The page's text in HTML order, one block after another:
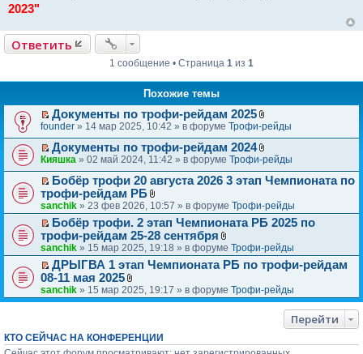
2023"
Ответить
1 сообщение • Страница 1 из 1
Похожие темы
П
р
е
й
и
к
п
е
р
в
о
м
у
н
е
о
ч
Документы по трофи-рейдам 2025
В
ж
е
н
я
founder » 14 мар 2025, 10:42 » в форуме Трофи-рейды
П
р
е
й
т
и
к
п
е
р
в
о
м
е
п
Документы по трофи-рейдам 2024
В
о
е
н
и
Кияшка » 02 май 2024, 11:42 » в форуме Трофи-рейды
П
е
р
е
й
т
и
к
п
е
р
м
у
Бобёр трофи 20 августа 2026 3 этап Чемпионата по
трофи-рейдам РБ
В
л
о
ж
е
н
и
sanchik » 23 фев 2026, 10:57 » в форуме Трофи-рейды
П
е
р
е
й
т
и
е
р
Бобёр трофи. 2 этап Чемпионата РБ 2025 по
трофи-рейдам 25-28 сентября
В
л
о
е
н
sanchik » 15 мар 2025, 19:18 » в форуме Трофи-рейды
П
е
р
и
ДРЫГВА 1 этап Чемпионата РБ по трофи-рейдам
08-11 мая 2025
В
л
е
н
sanchik » 15 мар 2025, 19:17 » в форуме Трофи-рейды
Перейти
КТО СЕЙЧАС НА КОНФЕРЕНЦИИ